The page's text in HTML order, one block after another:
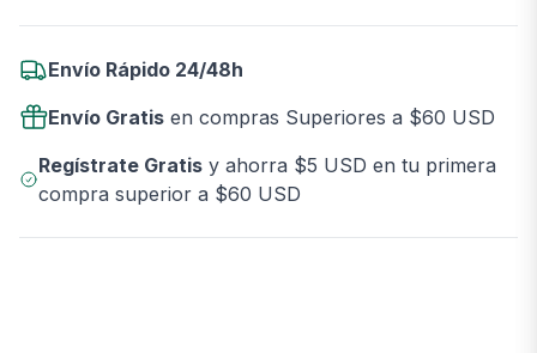
Envío Rápido 24/48h
Envío Gratis en compras Superiores a $60 USD
Regístrate Gratisy ahorra $5 USD en tu primera
compra superior a $60 USD